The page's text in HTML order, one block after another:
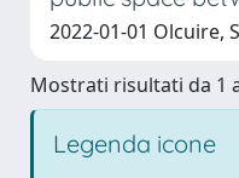
2022-01-01 Olcuire,
Mostrati risultati da 1
Legenda icone